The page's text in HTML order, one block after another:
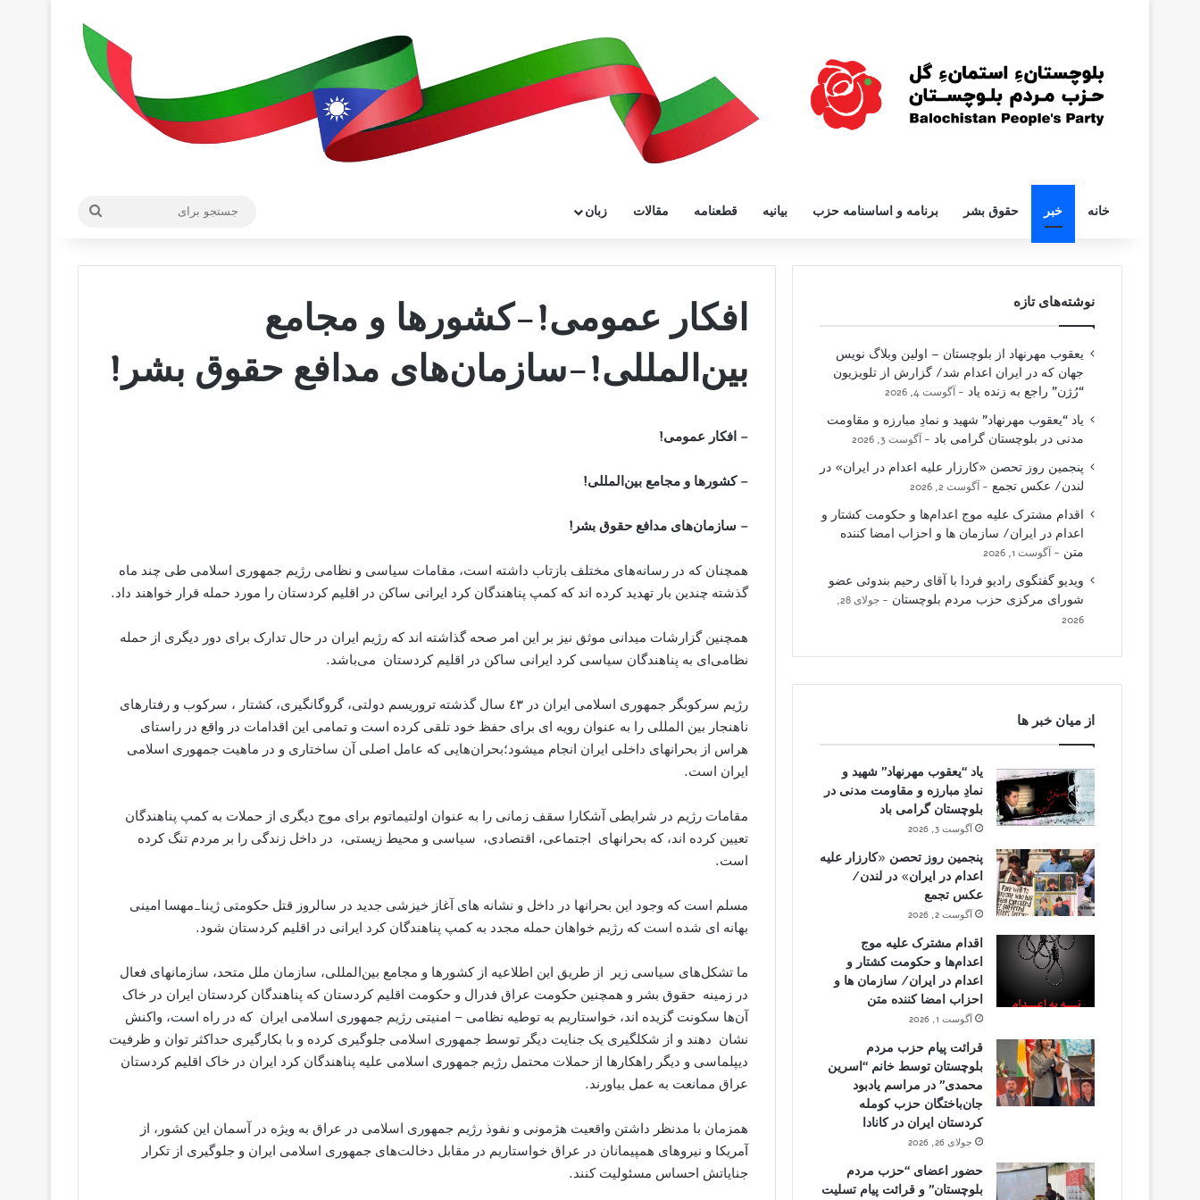
خانه خبر حقوق بشر برنامه و اساسنامه حزب بیانیه قطعنامه مقالات زبان
افکار عمومی!-کشورها و مجامع
بین‌المللی!-سازمان‌های مدافع حقوق بشر!
– افکار عمومی!
– کشورها و مجامع بین‌المللی!
– سازمان‌های مدافع حقوق بشر!
همچنان که در رسانه‌های مختلف بازتاب داشته است، مقامات سیاسی و نظامی رژیم جمهوری اسلامی طی چند ماه
گذشته چندین بار تهدید کرده اند که کمپ پناهندگان کرد ایرانی ساکن در اقلیم کردستان را مورد حمله قرار خواهند داد.
همچنین گزارشات میدانی موثق نیز بر این امر صحه گذاشته اند که رژیم ایران در حال تدارک برای دور دیگری از حمله
نظامی‌ای به پناهندگان سیاسی کرد ایرانی ساکن در اقلیم کردستان می‌باشد.
رژیم سرکوبگر جمهوری اسلامی ایران در ٤٣ سال گذشته تروریسم دولتی، گروگانگیری، کشتار ، سرکوب و رفتارهای
ناهنجار بین المللی را به عنوان رویه ای برای حفظ خود تلقی کرده است و تمامی این اقدامات در واقع در راستای
هراس از بحرانهای داخلی ایران انجام میشود؛بحران‌هایی که عامل اصلی آن ساختاری و در ماهیت جمهوری اسلامی
ایران است.
مقامات رژیم در شرایطی آشکارا سقف زمانی را به عنوان اولتیماتوم برای موج دیگری از حملات به کمپ پناهندگان
تعیین کرده اند، که بحرانهای اجتماعی، اقتصادی، سیاسی و محیط زیستی، در داخل زندگی را بر مردم تنگ کرده
است.
مسلم است که وجود این بحرانها در داخل و نشانه های آغاز خیزشی جدید در سالروز قتل حکومتی ژینا_مهسا امینی
بهانه ای شده است که رژیم خواهان حمله مجدد به کمپ پناهندگان کرد ایرانی در اقلیم کردستان شود.
ما تشکل‌های سیاسی زیر از طریق این اطلاعیه از کشورها و مجامع بین‌المللی، سازمان ملل متحد، سازمانهای فعال
در زمینه حقوق بشر و همچنین حکومت عراق فدرال و حکومت اقلیم کردستان که پناهندگان کردستان ایران در خاک
آن‌ها سکونت گزیده اند، خواستاریم به توطيه نظامی – امنیتی رژیم جمهوری اسلامی ایران که در راه است، واکنش
نشان دهند و از شکلگیری یک جنایت دیگر توسط جمهوری اسلامی جلوگیری کرده و با بکارگیری حداکثر توان و ظرفیت
دیپلماسی و دیگر راهکارها از حملات محتمل رژیم جمهوری اسلامی علیه پناهندگان کرد ایران در خاک اقلیم کردستان
عراق ممانعت به عمل بیاورند.
همزمان با مدنظر داشتن واقعیت هژمونی و نفوذ رژیم جمهوری اسلامی در عراق به ویژه در آسمان این کشور، از
آمریکا و نیروهای همپیمانان در عراق خواستاریم در مقابل دخالت‌های جمهوری اسلامی ایران و جلوگیری از تکرار
جنایاتش احساس مسئولیت کنند.
نوشته‌های تازه
یعقوب مهرنهاد از بلوچستان – اولین وبلاگ نویس
جهان که در ایران اعدام شد/ گزارش از تلویزیون
“رُژن” راجع به زنده یاد
آگوست 4, 2026
یاد “یعقوب مهرنهاد” شهید و نمادِ مبارزه و مقاومت
مدنی در بلوچستان گرامی باد
آگوست 3, 2026
پنجمین روز تحصن «کارزار علیه اعدام در ایران» در
لندن/ عکس تجمع
آگوست 2, 2026
اقدام مشترک علیه موج اعدام‌ها و حکومت کشتار و
اعدام در ایران/ سازمان ها و احزاب امضا کننده
متن
آگوست 1, 2026
ویدیو گفتگوی رادیو فردا با آقای رحیم بندوئی عضو
شورای مرکزی حزب مردم بلوچستان
جولای 28,
2026
از میان خبر ها
یاد “یعقوب مهرنهاد” شهید و
نمادِ مبارزه و مقاومت مدنی در
بلوچستان گرامی باد
آگوست 3, 2026
پنجمین روز تحصن «کارزار علیه
اعدام در ایران» در لندن/
عکس تجمع
آگوست 2, 2026
اقدام مشترک علیه موج
اعدام‌ها و حکومت کشتار و
اعدام در ایران/ سازمان ها و
احزاب امضا کننده متن
آگوست 1, 2026
قرائت پیام حزب مردم
بلوچستان توسط خانم “اسرین
محمدی” در مراسم یادبود
جان‌باختگان حزب کومله
کردستان ایران در کانادا
جولای 26, 2026
حضور اعضای “حزب مردم
بلوچستان” و قرائت پیام تسلیت